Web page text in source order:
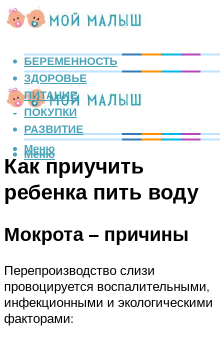
БЕРЕМЕННОСТЬ
ЗДОРОВЬЕ
ПИТАНИЕ
ПОКУПКИ
РАЗВИТИЕ
Меню
Меню
Как приучить
ребенка пить воду
Мокрота – причины
Перепроизводство слизи
провоцируется воспалительными,
инфекционными и экологическими
факторами: